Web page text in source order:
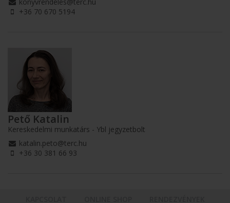
+36 70 670 5194
Pető Katalin
Kereskedelmi munkatárs - Ybl jegyzetbolt
katalin.peto@terc.hu
+36 30 381 66 93